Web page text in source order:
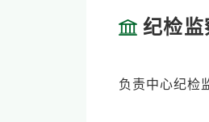
纪检监
负责中心纪检